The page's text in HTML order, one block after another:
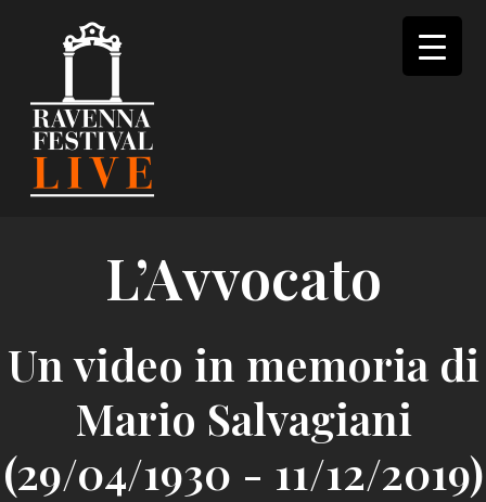
L’Avvocato
Un video in memoria di
Mario Salvagiani
(29/04/1930 - 11/12/2019)